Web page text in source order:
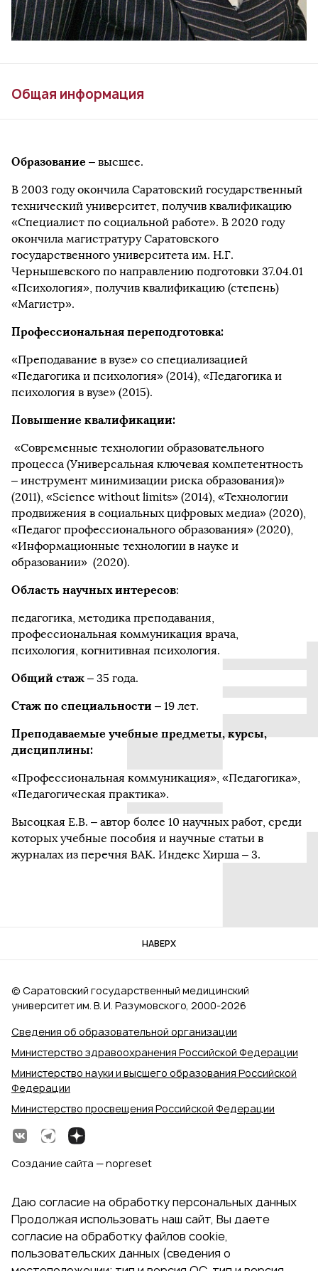
Общая информация
Образование – высшее.
В 2003 году окончила Саратовский государственный
технический университет, получив квалификацию
«Специалист по социальной работе». В 2020 году
окончила магистратуру Саратовского
государственного университета им. Н.Г.
Чернышевского по направлению подготовки 37.04.01
«Психология», получив квалификацию (степень)
«Магистр».
Профессиональная переподготовка:
«Преподавание в вузе» со специализацией
«Педагогика и психология» (2014), «Педагогика и
психология в вузе» (2015).
Повышение квалификации:
«Современные технологии образовательного
процесса (Универсальная ключевая компетентность
– инструмент минимизации риска образования)»
(2011), «Science without limits» (2014), «Технологии
продвижения в социальных цифровых медиа» (2020),
«Педагог профессионального образования» (2020),
«Информационные технологии в науке и
образовании» (2020).
Область научных интересов:
педагогика, методика преподавания,
профессиональная коммуникация врача,
психология, когнитивная психология.
Общий стаж – 35 года.
Стаж по специальности – 19 лет.
Преподаваемые учебные предметы, курсы,
дисциплины:
«Профессиональная коммуникация», «Педагогика»,
«Педагогическая практика».
Высоцкая Е.В. – автор более 10 научных работ, среди
которых учебные пособия и научные статьи в
журналах из перечня ВАК. Индекс Хирша – 3.
НАВЕРХ
Сведения об образовательной организации
Министерство здравоохранения Российской Федерации
Министерство науки и высшего образования Российской
Федерации
Министерство просвещения Российской Федерации
© Саратовский государственный медицинский
университет им. В. И. Разумовского, 2000‑2026
Создание сайта — nopreset
Даю согласие на обработку персональных данных
Продолжая использовать наш сайт, Вы даете
согласие на обработку файлов cookie,
пользовательских данных (сведения о